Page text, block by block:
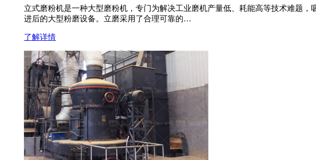
立式磨粉机是一种大型磨粉机，专门为解决工业磨机产量低、耗能高等技术难题
进后的大型粉磨设备。立磨采用了合理可靠的…
了解详情